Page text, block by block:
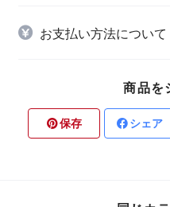
お支払い方法について
商品を
保存 シェア